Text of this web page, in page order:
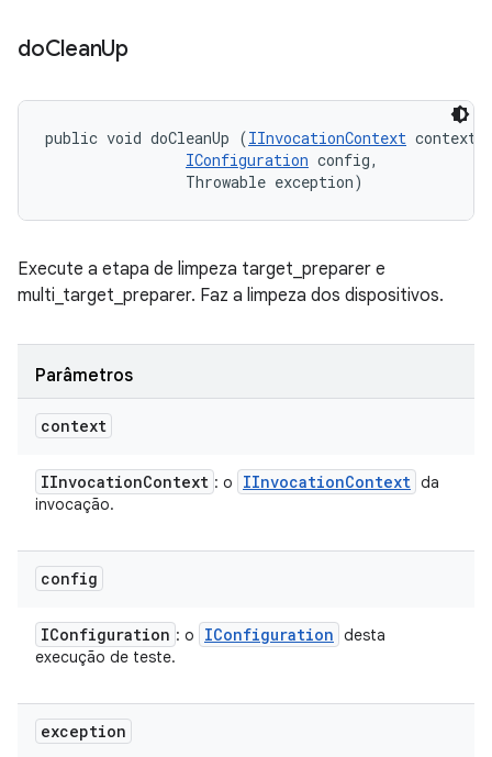
doCleanUp
public void doCleanUp (IInvocationContext
IConfiguration config,
                Throwable exception)
Execute a etapa de limpeza target_preparer e
multi_target_preparer. Faz a limpeza dos dispositivos.
Parâmetros
context
IInvocationContext : o IInvocationContext da
invocação.
config
IConfiguration : o IConfiguration desta
execução de teste.
exception